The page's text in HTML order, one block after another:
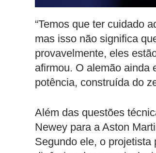
“Temos que ter cuidado
mas isso não significa
provavelmente, eles
afirmou. O alemão ainda
potência, construída do
Além das questões
Newey para a Aston
Segundo ele, o